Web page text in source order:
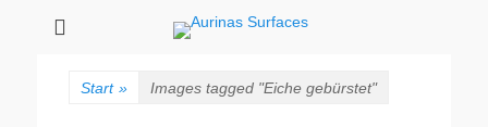
Aurinas Surfaces
Oberflächen Manufaktur
Start » Images tagged "Eiche gebürstet"